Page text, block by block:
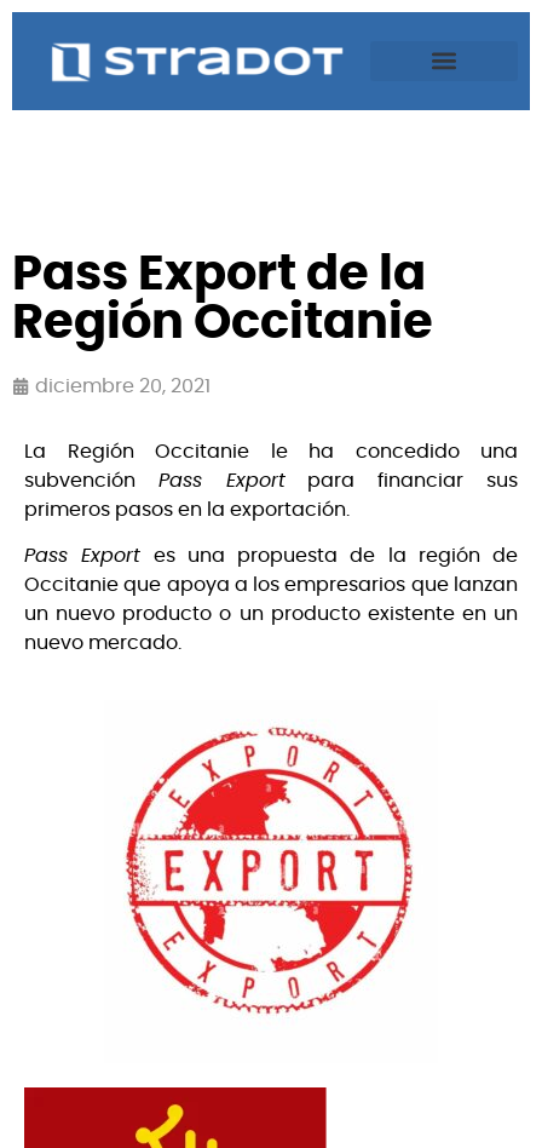
Pass Export de la
Región Occitanie
diciembre 20, 2021
La Región Occitanie le ha concedido una
subvención Pass Exportpara financiar sus
primeros pasos en la exportación.
Pass Export es una propuesta de la región de
Occitanie que apoya a los empresarios que lanzan
un nuevo producto o un producto existente en un
nuevo mercado.